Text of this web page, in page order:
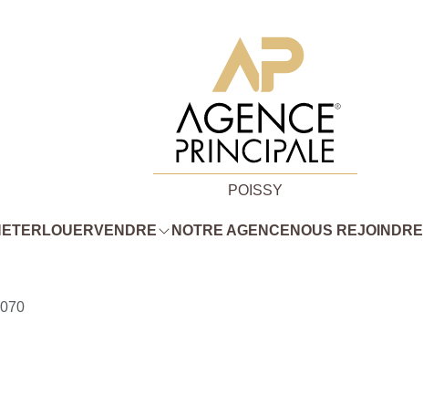
POISSY
LOUERVENDRE NOTRE AGENCE NOUS REJOINDRE